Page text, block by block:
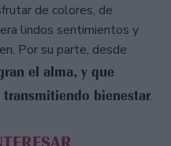
de colores, de
lindos sentimientos y
Por su parte, desde
el alma, y que
bienestar.